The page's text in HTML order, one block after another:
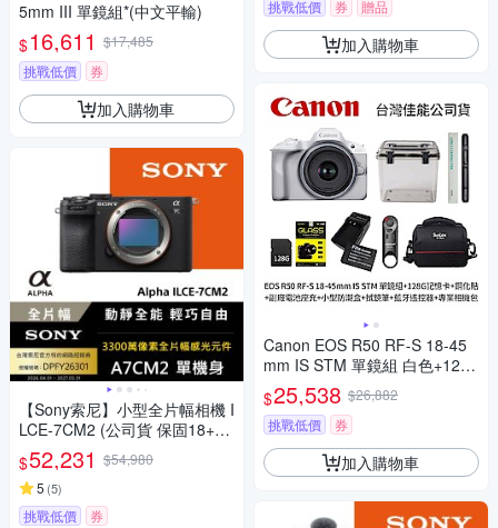
5mm III 單鏡組*(中文平輸)
$16,611 $17,485
挑戰低價
券
加入購物車
【Sony索尼】小型全片幅相機 I
LCE-7CM2 (公司貨 保固18+6
個月) A7CM2
$52,231 $54,980
5 (5)
挑戰低價 券
挑戰低價
券 贈品
加入購物車
Canon EOS R50 RF-S 18-45
mm IS STM 單鏡組 白色+128
G記憶卡+鋼化貼+LPE17副廠
電池座充+小型防潮盒+SL-1拭
鏡筆+藍牙遙控器+專業相機包
(公司貨)
$25,538 $26,882
挑戰低價
券
加入購物車